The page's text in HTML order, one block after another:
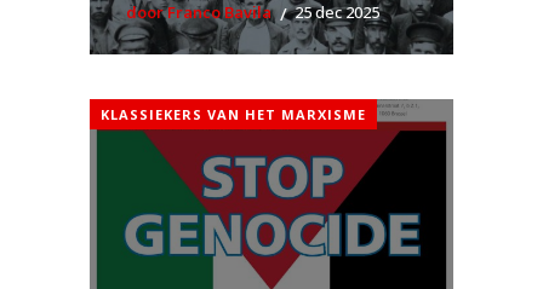
door Franco Bavila 25 dec 2025
KLASSIEKERS VAN HET MARXISME